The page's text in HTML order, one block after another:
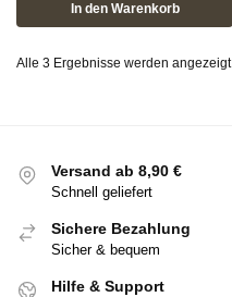
In den Warenkorb
Alle 3 Ergebnisse werden angezeigt
Versand ab 8,90 €
Schnell geliefert
Sichere Bezahlung
Sicher & bequem
Hilfe & Support